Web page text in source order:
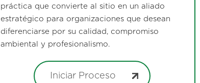
práctica que convierte al sitio en un aliado
estratégico para organizaciones que desean
diferenciarse por su calidad, compromiso
ambiental y profesionalismo.
Iniciar Proceso